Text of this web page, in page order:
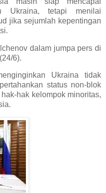
Ukraina, tetapi menilai
jika sejumlah kepentingan
dalam jumpa pers di
6).
Ukraina tidak
status non-blok
hak kelompok minoritas,